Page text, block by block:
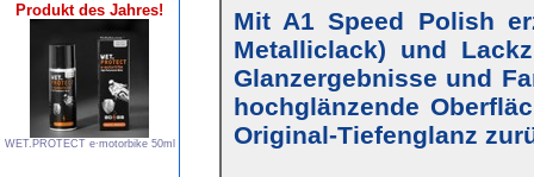
Produkt des Jahres!
WET.PROTECT e∙motorbike 50ml
Mit A1 Speed Polish
Metalliclack) und
Glanzergebnisse und
hochglänzende
Original-Tiefenglanz